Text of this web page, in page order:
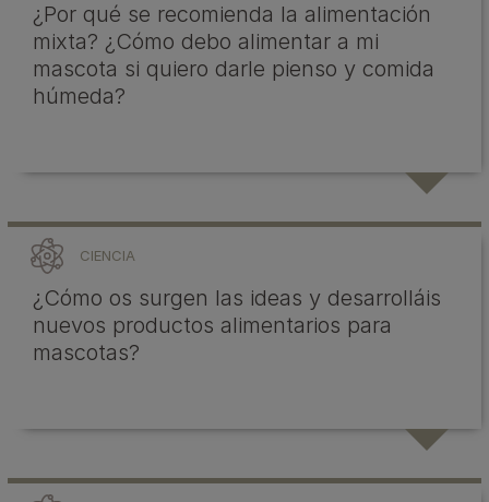
¿Por qué se recomienda la alimentación
mixta? ¿Cómo debo alimentar a mi
mascota si quiero darle pienso y comida
húmeda?
CIENCIA
¿Cómo os surgen las ideas y desarrolláis
nuevos productos alimentarios para
mascotas?